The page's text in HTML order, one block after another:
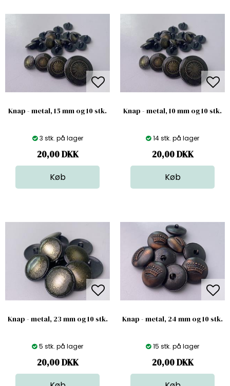
Knap - metal, 15 mm og 10 stk.
3 stk. på lager
20,00DKK
Knap - metal, 10 mm og 10 stk.
14 stk. på lager
20,00DKK
Knap - metal, 23 mm og 10 stk.
5 stk. på lager
20,00DKK
Knap - metal, 24 mm og 10 stk.
15 stk. på lager
20,00DKK